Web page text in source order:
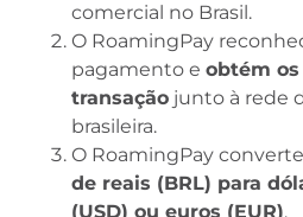
comercial no Brasil.
O RoamingPay
pagamento e obtém
transação junto à rede
brasileira.
O RoamingPay
de reais (BRL) para
(USD) ou euros (EUR).